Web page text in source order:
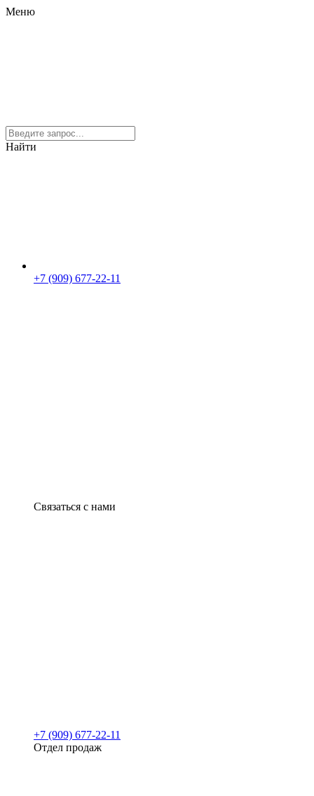
Меню
Найти
+7 (909) 677-22-11
Связаться с нами
+7 (909) 677-22-11
Отдел продаж